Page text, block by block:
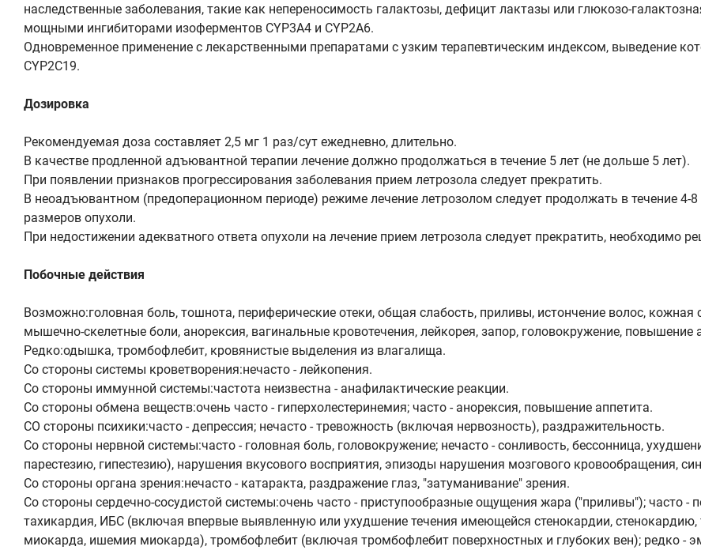
наследственные заболевания, такие как непереносимость галактозы, дефицит лактазы или глюкозо-
мощными ингибиторами изоферментов CYP3A4 и CYP2A6.
Одновременное применение с лекарственными препаратами с узким терапевтическим индексом, выведение
CYP2C19.
Дозировка
Рекомендуемая доза составляет 2,5 мг 1 раз/сут ежедневно, длительно.
В качестве продленной адъювантной терапии лечение должно продолжаться в течение 5 лет (не дольше 5 лет).
При появлении признаков прогрессирования заболевания прием летрозола следует прекратить.
В неоадъювантном (предоперационном периоде) режиме лечение летрозолом следует продолжать в течение
размеров опухоли.
При недостижении адекватного ответа опухоли на лечение прием летрозола следует прекратить, необходимо
Побочные действия
Возможно:головная боль, тошнота, периферические отеки, общая слабость, приливы, истончение волос, кожная
мышечно-скелетные боли, анорексия, вагинальные кровотечения, лейкорея, запор, головокружение, повышение
Редко:одышка, тромбофлебит, кровянистые выделения из влагалища.
Со стороны системы кроветворения:нечасто - лейкопения.
Со стороны иммунной системы:частота неизвестна - анафилактические реакции.
Со стороны обмена веществ:очень часто - гиперхолестеринемия; часто - анорексия, повышение аппетита.
СО стороны психики:часто - депрессия; нечасто - тревожность (включая нервозность), раздражительность.
Со стороны нервной системы:часто - головная боль, головокружение; нечасто - сонливость, бессонница,
парестезию, гипестезию), нарушения вкусового восприятия, эпизоды нарушения мозгового кровообращения,
Со стороны органа зрения:нечасто - катаракта, раздражение глаз, "затуманивание" зрения.
Со стороны сердечно-сосудистой системы:очень часто - приступообразные ощущения жара ("приливы"); часто
тахикардия, ИБС (включая впервые выявленную или ухудшение течения имеющейся стенокардии,
миокарда, ишемия миокарда), тромбофлебит (включая тромбофлебит поверхностных и глубоких вен); редко -